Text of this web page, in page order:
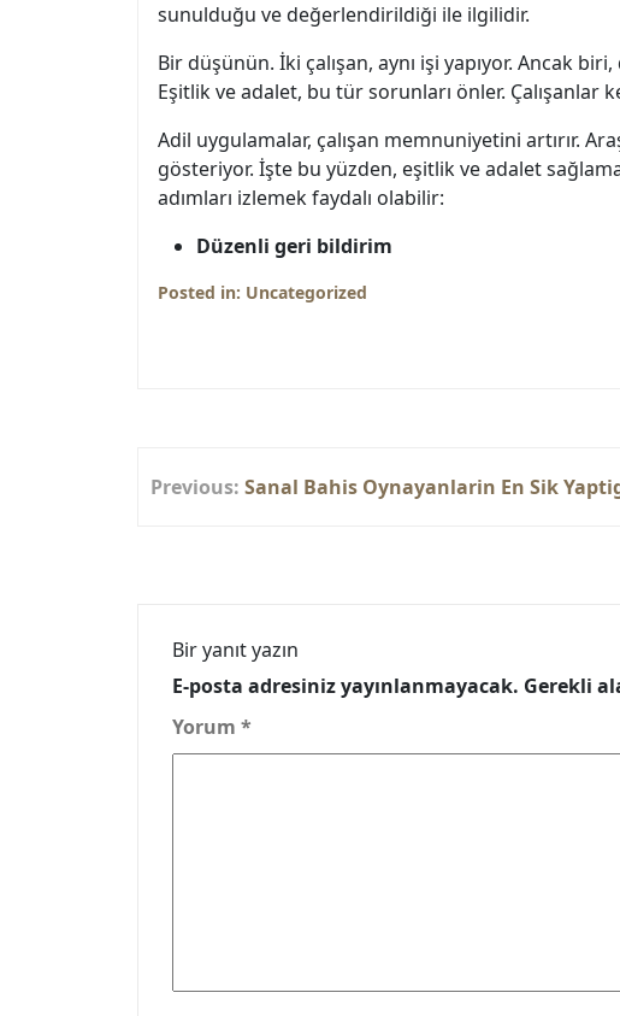
sunulduğu ve değerlendirildiği ile ilgilidir.
Bir düşünün. İki çalışan, aynı işi yapıyor. Ancak
Eşitlik ve adalet, bu tür sorunları önler.
Adil uygulamalar, çalışan memnuniyetini artırır.
gösteriyor. İşte bu yüzden, eşitlik ve adalet
adımları izlemek faydalı olabilir:
Düzenli geri bildirim
Posted in: Uncategorized
Yazı
Previous: Sanal Bahis Oynayanlarin En Sik
Bir yanıt yazın
E-posta adresiniz yayınlanmayacak. Gerekli
Yorum *